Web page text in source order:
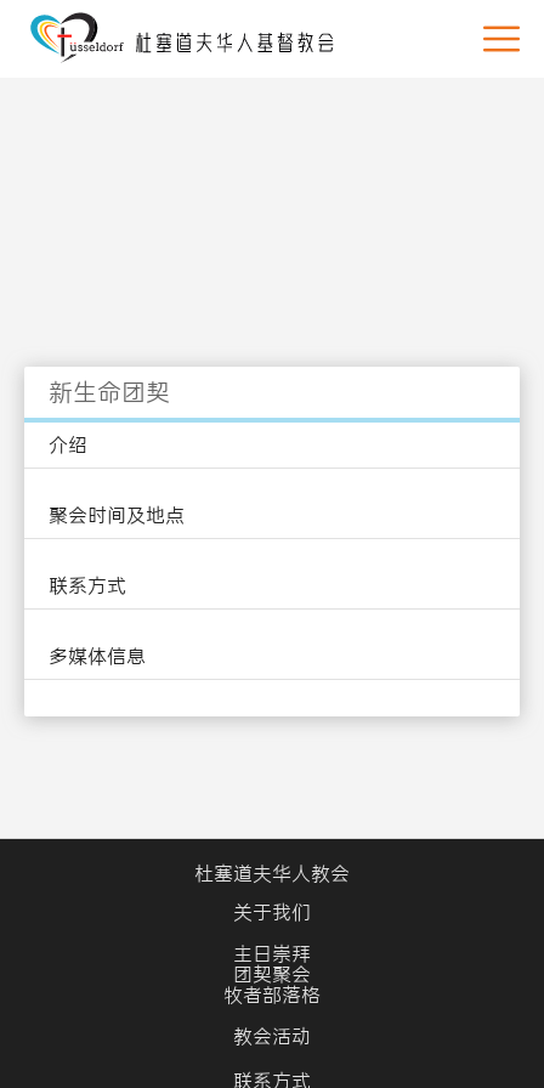
新生命团契
介绍
聚会时间及地点
联系方式
多媒体信息
杜塞道夫华人教会
关于我们
主日崇拜
团契聚会
牧者部落格
教会活动
联系方式